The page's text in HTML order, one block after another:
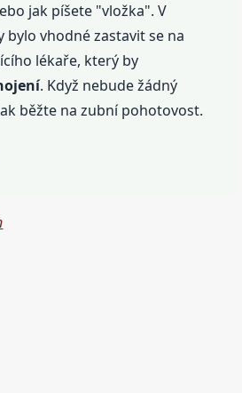
jak píšete "vložka". V
bylo vhodné zastavit se na
lékaře, který by
. Když nebude žádný
běžte na zubní pohotovost.